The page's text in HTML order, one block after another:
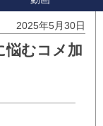
2025年5月30日
悩むコメ加